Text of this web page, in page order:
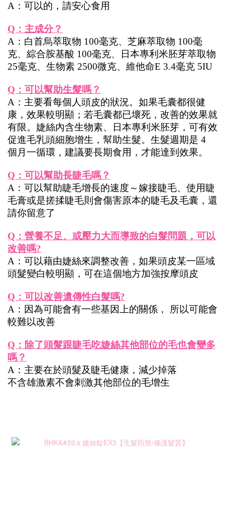
A：可以的，請安心食用
Q：主成分？
A：白首烏萃取物 100毫克、芝麻萃取物 100毫
克、綜合胺基酸 100毫克、日本專利米胚芽萃取物
25毫克、生物素 2500微克、維他命E 3.4毫克 5IU
Q：可以幫助生髮嗎？
A：主要看每個人頭皮的狀況。如果毛囊都很健
康，效果較明顯；若毛囊都已壞死，改善的效果就
有限。婕絲內含生物素、日本專利米胚芽，可有效
促進毛乳頭細胞增生，幫助生髮。生髮週期是 4
個月一循環，建議要長期食用，才能達到效果。
Q：可以幫助長睫毛嗎？
A：可以幫助睫毛增長的速度～嫁接睫毛、使用睫
毛膏或是搓揉睫毛則會傷害原本的睫毛及毛囊，還
請你留意了
Q：營養不足、或壓力大而導致的白髮問題，可以
改善嗎?
A：可以藉由婕絲來調整改善，如果頭皮某一區域
頭髮變白較明顯，可在這個地方加強按摩頭皮
Q：可以改善遺傳性白髮嗎?
A：因為可能會有一些基因上的關係， 所以可能會
較難以改善
Q：除了頭髮跟睫毛吃婕絲其他部位的毛也會變多
嗎？
A：主要在於頭髮及睫毛健康，減少掉落
不含雄激素不會刺激其他部位的毛增生